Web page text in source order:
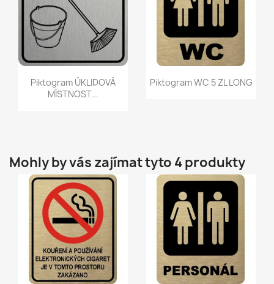
Rychlý náhled
Piktogram ÚKLIDOVÁ
MÍSTNOST...
Rychlý náhled
Piktogram WC 5 ZL LONG
Mohly by vás zajímat tyto 4 produkty